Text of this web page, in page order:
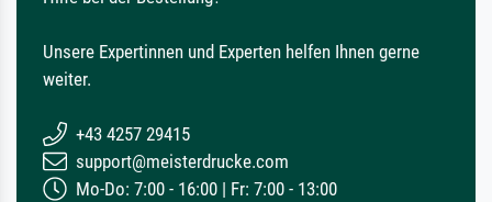
Unsere Expertinnen und Experten helfen Ihnen gerne
weiter.
+43 4257 29415
support@meisterdrucke.com
Mo-Do: 7:00 - 16:00 | Fr: 7:00 - 13:00